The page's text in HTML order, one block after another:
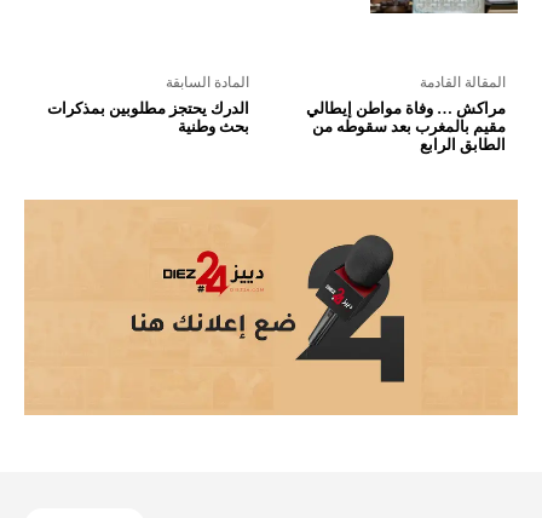
المادة السابقة
الدرك يحتجز مطلوبين بمذكرات
بحث وطنية
المقالة القادمة
مراكش … وفاة مواطن إيطالي
مقيم بالمغرب بعد سقوطه من
الطابق الرابع